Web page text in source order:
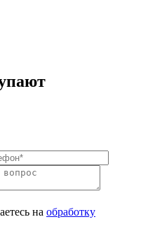
на обработку